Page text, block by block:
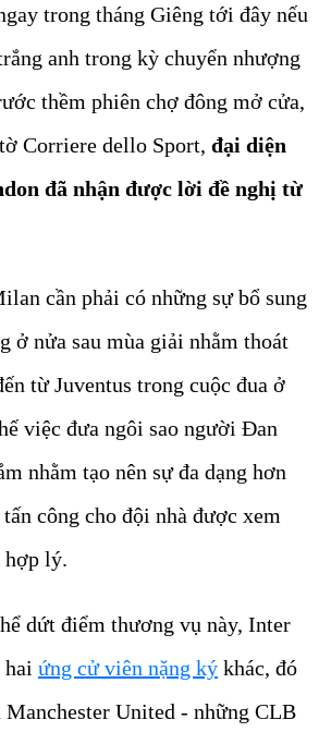
trong tháng Giêng tới đây nếu
anh trong kỳ chuyển nhượng
thềm phiên chợ đông mở cửa,
Corriere dello Sport, đại diện
đã nhận được lời đề nghị từ
cần phải có những sự bổ sung
ở nửa sau mùa giải nhằm thoát
từ Juventus trong cuộc đua ở
việc đưa ngôi sao người Đan
nhằm tạo nên sự đa dạng hơn
công cho đội nhà được xem
hợp lý.
dứt điểm thương vụ này, Inter
ứng cử viên nặng ký khác, đó
United - những CLB